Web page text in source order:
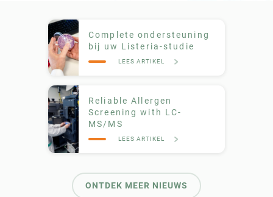
Complete ondersteuning
bij uw Listeria-studie
LEES ARTIKEL
Reliable Allergen
Screening with LC-
MS/MS
LEES ARTIKEL
ONTDEK MEER NIEUWS